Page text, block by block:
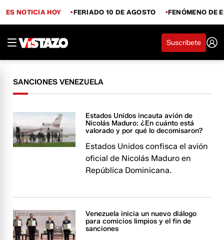
ES NOTICIA HOY FERIADO 10 DE AGOSTO FENÓMENO DE
Suscríbete
SANCIONES VENEZUELA
Estados Unidos incauta avión de
Nicolás Maduro: ¿En cuánto está
valorado y por qué lo decomisaron?
Estados Unidos confisca el avión
oficial de Nicolás Maduro en
República Dominicana.
Venezuela inicia un nuevo diálogo
para comicios limpios y el fin de
sanciones